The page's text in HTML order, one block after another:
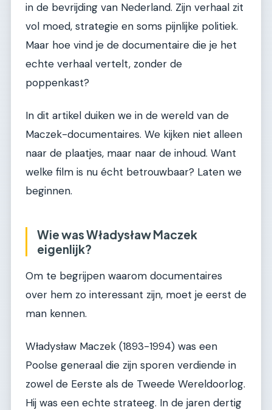
in de bevrijding van Nederland. Zijn verhaal zit
vol moed, strategie en soms pijnlijke politiek.
Maar hoe vind je de documentaire die je het
echte verhaal vertelt, zonder de
poppenkast?
In dit artikel duiken we in de wereld van de
Maczek-documentaires. We kijken niet alleen
naar de plaatjes, maar naar de inhoud. Want
welke film is nu écht betrouwbaar? Laten we
beginnen.
Wie was Władysław Maczek
eigenlijk?
Om te begrijpen waarom documentaires
over hem zo interessant zijn, moet je eerst de
man kennen.
Władysław Maczek (1893-1994) was een
Poolse generaal die zijn sporen verdiende in
zowel de Eerste als de Tweede Wereldoorlog.
Hij was een echte strateeg. In de jaren dertig